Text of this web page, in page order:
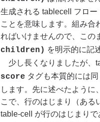
生成される tablecell フロ
ことを意味します。組み合
ればいけませんので、この
children) を明示的に記
少し長くなりましたが、
score タグも本質的には
します。先に述べたように
こで、行のはじまり（ある
table-cell が行のはじまりで